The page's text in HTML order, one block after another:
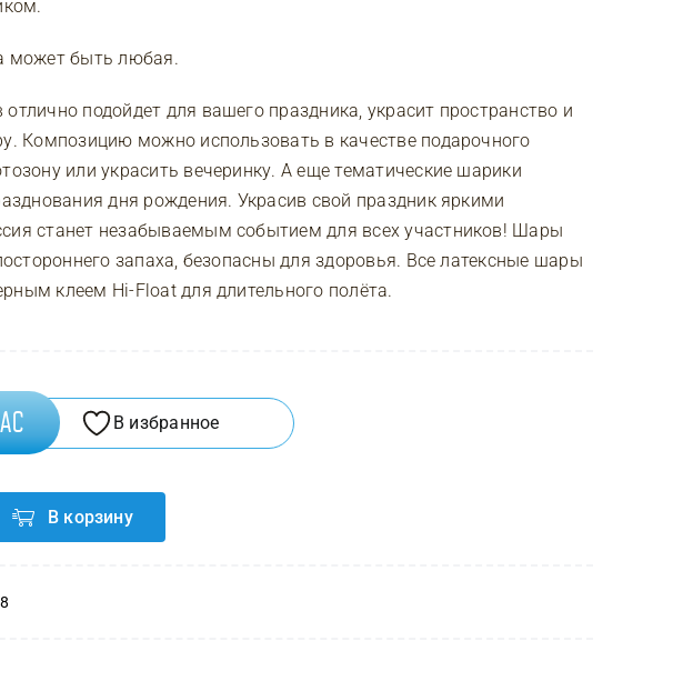
может быть любая.
подойдет для вашего праздника, украсит пространство и
Композицию можно использовать в качестве подарочного
или украсить вечеринку. А еще тематические шарики
дня рождения. Украсив свой праздник яркими
станет незабываемым событием для всех участников! Шары
запаха, безопасны для здоровья. Все латексные шары
клеем Hi-Float для длительного полёта.
В избранное
В корзину